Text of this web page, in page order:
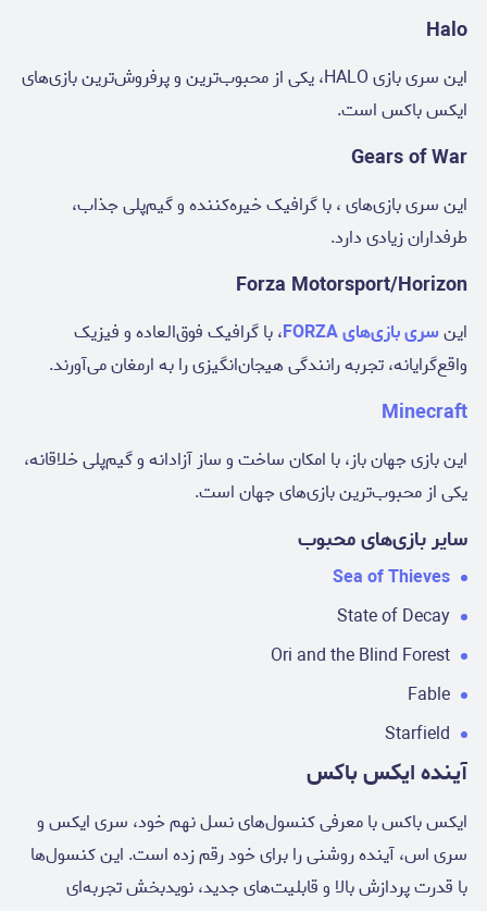
Halo
این سری بازی‌ HALO، یکی از محبوب‌ترین و پرفروش‌ترین بازی‌های
ایکس باکس است.
Gears of War
این سری بازی‌های، با گرافیک خیره‌کننده و گیم‌پلی جذاب،
طرفداران زیادی دارد.
Forza Motorsport/Horizon
اینسری بازی‌های FORZA
، با گرافیک فوق‌العاده و فیزیک
واقع‌گرایانه، تجربه رانندگی هیجان‌انگیزی را به ارمغان می‌آورند.
Minecraft
این بازی جهان باز، با امکان ساخت و ساز آزادانه و گیم‌پلی خلاقانه،
یکی از محبوب‌ترین بازی‌های جهان است.
سایر بازی‌های محبوب
Sea of Thieves
State of Decay
Ori and the Blind Forest
Fable
Starfield
آینده ایکس باکس
ایکس باکس با معرفی کنسول‌های نسل نهم خود، سری ایکس و
سری اس، آینده روشنی را برای خود رقم زده است. این کنسول‌ها
با قدرت پردازش بالا و قابلیت‌های جدید، نویدبخش تجربه‌ای